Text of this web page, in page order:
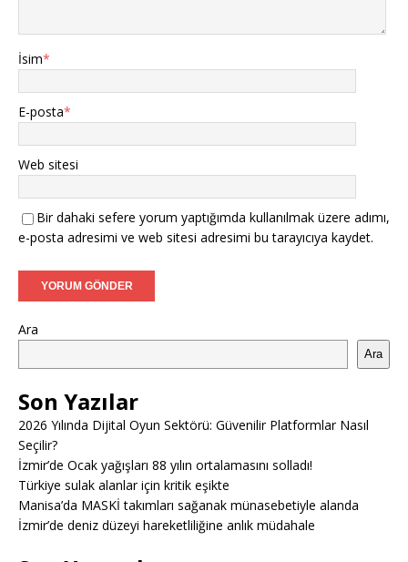
İsim*
E-posta*
Web sitesi
Bir dahaki sefere yorum yaptığımda kullanılmak üzere adımı,
e-posta adresimi ve web sitesi adresimi bu tarayıcıya kaydet.
Ara
Ara
Son Yazılar
2026 Yılında Dijital Oyun Sektörü: Güvenilir Platformlar Nasıl
Seçilir?
İzmir’de Ocak yağışları 88 yılın ortalamasını solladı!
Türkiye sulak alanlar için kritik eşikte
Manisa’da MASKİ takımları sağanak münasebetiyle alanda
İzmir’de deniz düzeyi hareketliliğine anlık müdahale